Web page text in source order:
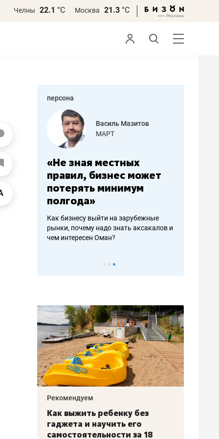
Челны 22.1 °С Москва 21.3 °С
персона
работа
Василь Мазитов
МАРТ
«Не зная местных
правил, бизнес может
потерять минимум
полгода»
Как бизнесу выйти на зарубежные
рынки, почему надо знать аксакалов и
чем интересен Оман?
Рекомендуем
Как выжить ребенку без
гаджета и научить его
самостоятельности за 18